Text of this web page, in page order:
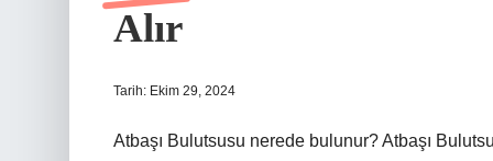
Alır
Tarih: Ekim 29, 2024
Atbaşı Bulutsusu nerede bulunur? Atbaşı